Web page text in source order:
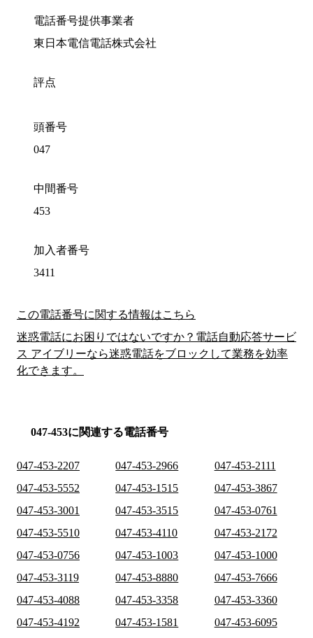
電話番号提供事業者
東日本電信電話株式会社
評点
頭番号
047
中間番号
453
加入者番号
3411
この電話番号に関する情報はこちら
迷惑電話にお困りではないですか？電話自動応答サービ
ス アイブリーなら迷惑電話をブロックして業務を効率
化できます。
047-453に関連する電話番号
047-453-2207 047-453-2966
047-453-2111
047-453-5552
047-453-1515
047-453-3867
047-453-3001
047-453-3515
047-453-0761
047-453-5510
047-453-4110
047-453-2172
047-453-0756
047-453-1003
047-453-1000
047-453-3119
047-453-8880
047-453-7666
047-453-4088
047-453-3358
047-453-3360
047-453-4192
047-453-1581
047-453-6095